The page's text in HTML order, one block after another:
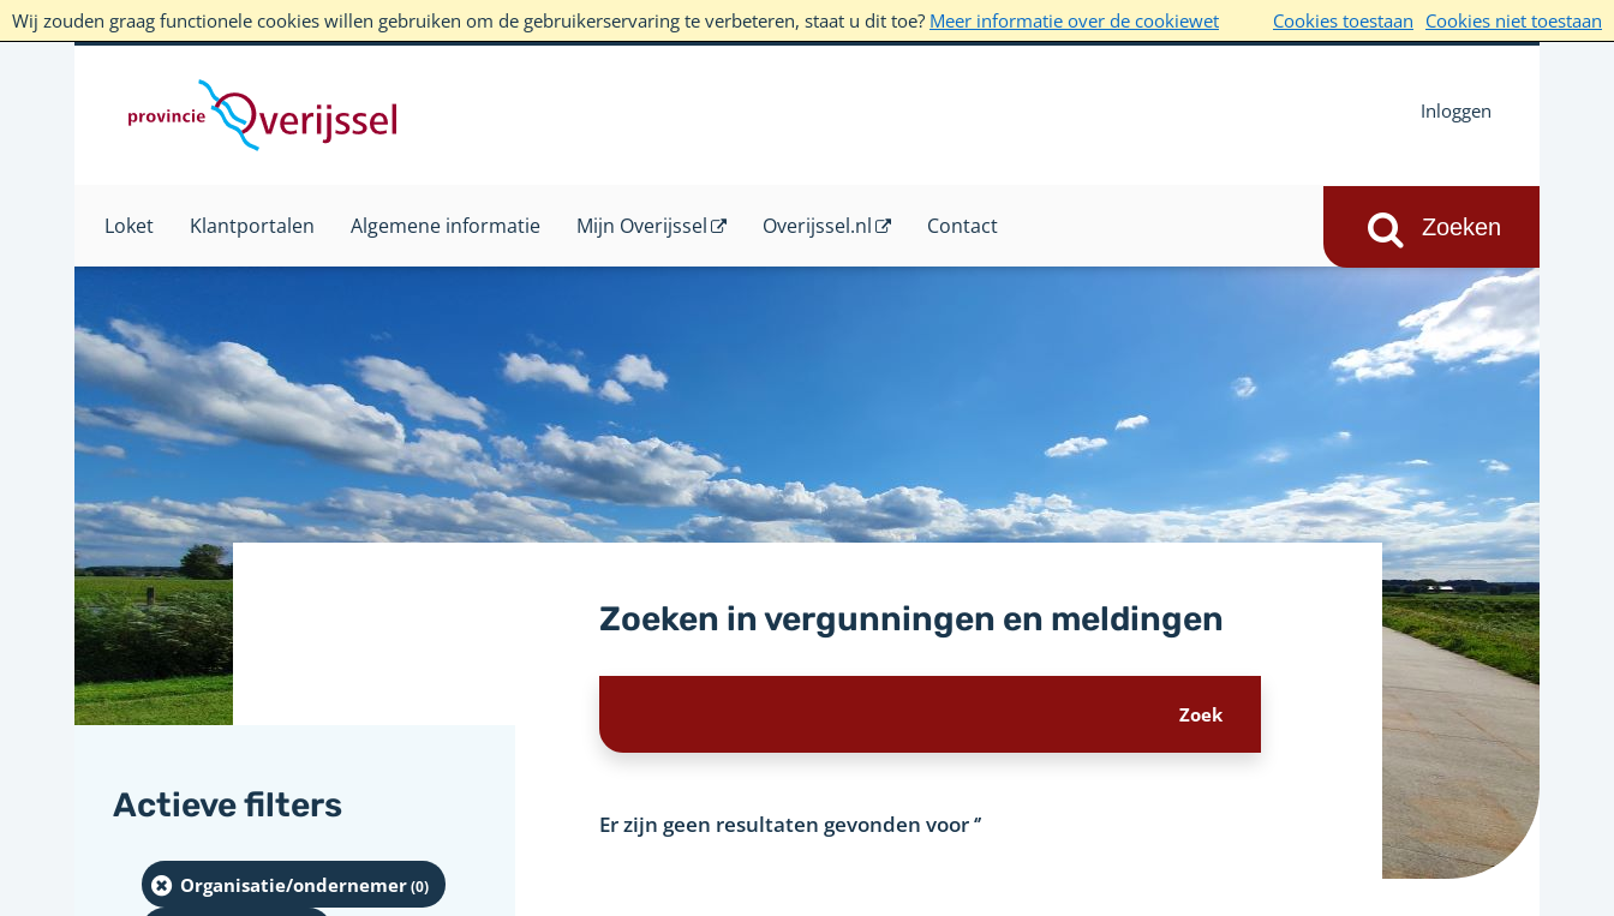
Wij zouden graag functionele cookies willen gebruiken om de gebruikerservaring te verbeteren, staat u dit toe? Meer informatie over de cookiewet Cookies toestaan Cookies niet toestaan
Inloggen
Loket Klantportalen Algemene informatie Mijn Overijssel Overijssel.nl Contact
Zoeken in vergunningen en meldingen
Er zijn geen resultaten gevonden voor‘’
Actieve filters
Organisatie/ondernemer(0)